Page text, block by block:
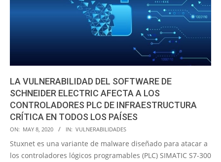
LA VULNERABILIDAD DEL SOFTWARE DE
SCHNEIDER ELECTRIC AFECTA A LOS
CONTROLADORES PLC DE INFRAESTRUCTURA
CRÍTICA EN TODOS LOS PAÍSES
2020-
05-
08
ON: MAY 8, 2020 IN: VULNERABILIDADES
Stuxnet es una variante de malware diseñado para atacar a
los controladores lógicos programables (PLC) SIMATIC S7-300